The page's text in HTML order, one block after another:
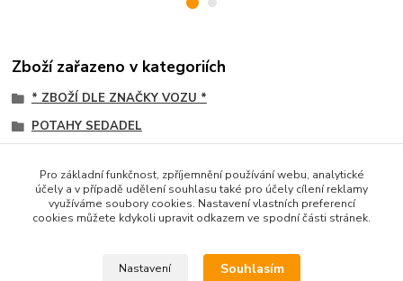
Zboží zařazeno v kategoriích
* ZBOŽÍ DLE ZNAČKY VOZU *
POTAHY SEDADEL
KOŽENKOVÉ
PREMIOVÉ
Pro základní funkčnost, zpříjemnění používání webu, analytické
účely a v případě udělení souhlasu také pro účely cílení reklamy
využíváme soubory cookies. Nastavení vlastních preferencí
cookies můžete kdykoli upravit odkazem ve spodní části stránek.
Nastavení Souhlasím